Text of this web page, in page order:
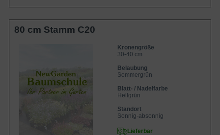
80 cm Stamm C20
Kronengröße
30-40 cm
Belaubung
Sommergrün
Blatt- / Nadelfarbe
Hellgrün
Standort
Sonnig-absonnig
Lieferbar